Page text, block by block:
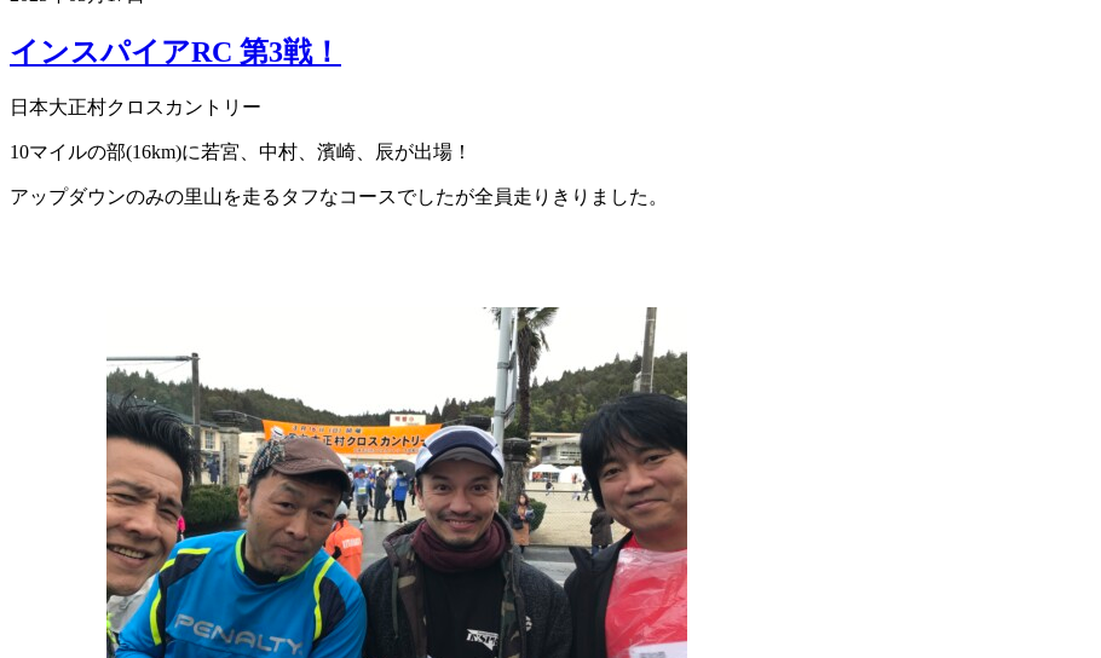
インスパイアRC 第3戦！
日本大正村クロスカントリー
10マイルの部(16km)に若宮、中村、濱崎、辰が出場！
アップダウンのみの里山を走るタフなコースでしたが全員走りきりました。